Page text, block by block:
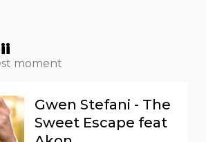
moment
Gwen Stefani - The
Sweet Escape feat